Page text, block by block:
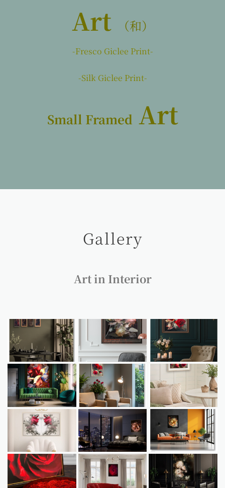
Art （和）
-Fresco Giclee Print-
-Silk Giclee Print-
Small Framed Art
Gallery
Art in Interior